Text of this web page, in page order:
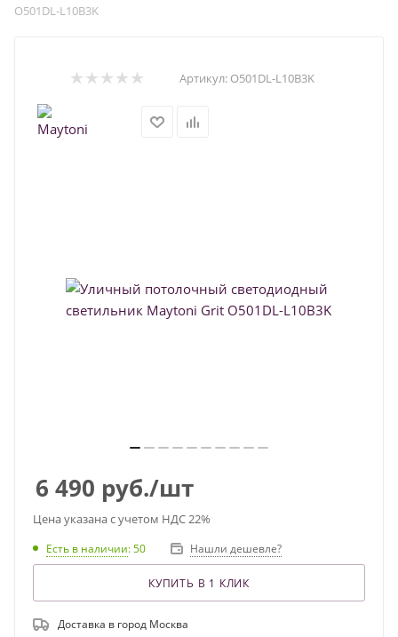
O501DL-L10B3K
Артикул: O501DL-L10B3K
6 490 руб./шт
Цена указана с учетом НДС 22%
Есть в наличии: 50 Нашли дешевле?
КУПИТЬ В 1 КЛИК
Доставка в город Москва